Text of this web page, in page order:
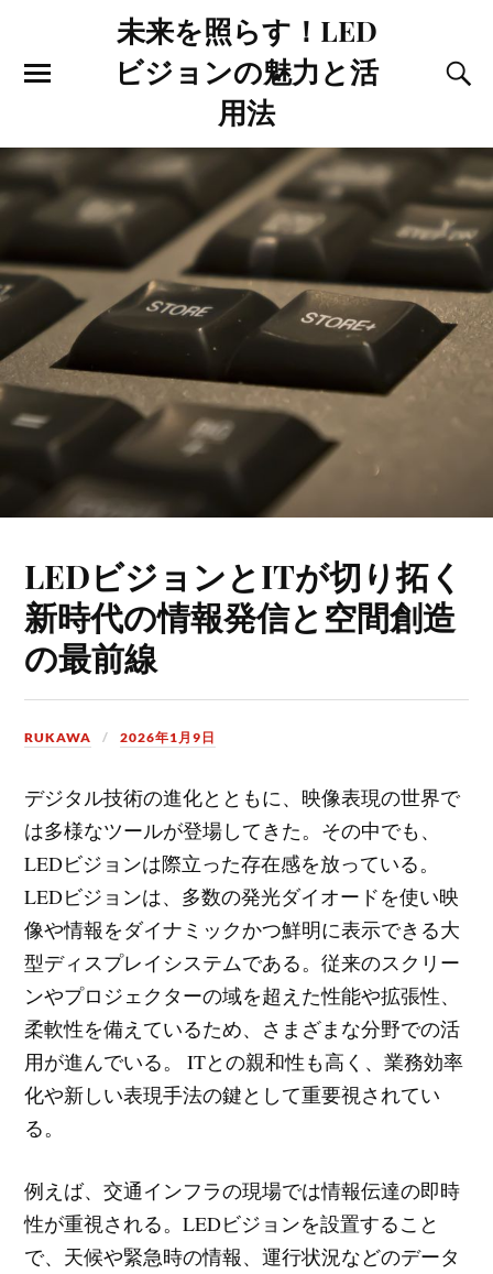
未来を照らす！LED
ビジョンの魅力と活
用法
LEDビジョンとITが切り拓く
新時代の情報発信と空間創造
の最前線
RUKAWA 2026年1月9日
デジタル技術の進化とともに、映像表現の世界で
は多様なツールが登場してきた。 その中でも、
LEDビジョンは際立った存在感を放っている。
LEDビジョンは、多数の発光ダイオードを使い映
像や情報をダイナミックかつ鮮明に表示できる大
型ディスプレイシステムである。従来のスクリー
ンやプロジェクターの域を超えた性能や拡張性、
柔軟性を備えているため、さまざまな分野での活
用が進んでいる。 ITとの親和性も高く、業務効率
化や新しい表現手法の鍵として重要視されてい
る。
例えば、交通インフラの現場では情報伝達の即時
性が重視される。LEDビジョンを設置すること
で、天候や緊急時の情報、運行状況などのデータ